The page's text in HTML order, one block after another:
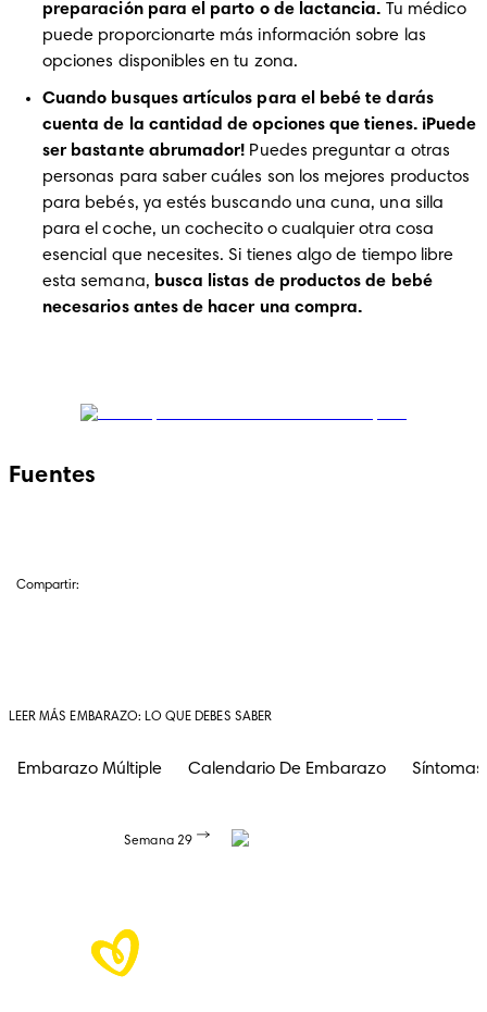
preparación para el parto o de lactancia. Tu médico
puede proporcionarte más información sobre las
opciones disponibles en tu zona.
Cuando busques artículos para el bebé te darás
cuenta de la cantidad de opciones que tienes. ¡Puede
ser bastante abrumador! Puedes preguntar a otras
personas para saber cuáles son los mejores productos
para bebés, ya estés buscando una cuna, una silla
para el coche, un cochecito o cualquier otra cosa
esencial que necesites. Si tienes algo de tiempo libre
esta semana, busca listas de productos de bebé
necesarios antes de hacer una compra.
Fuentes
Compartir:
LEER MÁS EMBARAZO: LO QUE DEBES SABER
Embarazo Múltiple Calendario De Embarazo
Semana 29